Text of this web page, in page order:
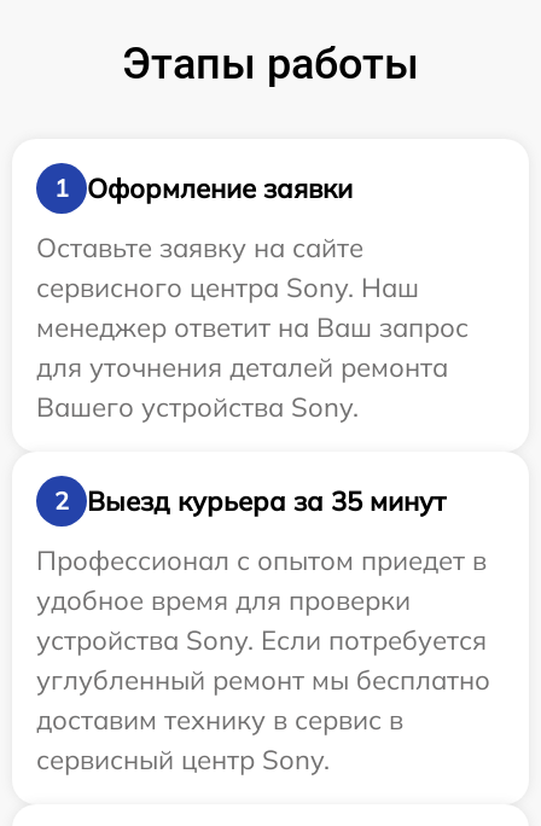
Этапы работы
1
Оформление заявки
Оставьте заявку на сайте
сервисного центра Sony. Наш
менеджер ответит на Ваш запрос
для уточнения деталей ремонта
Вашего устройства Sony.
2
Выезд курьера за 35 минут
Профессионал с опытом приедет в
удобное время для проверки
устройства Sony. Если потребуется
углубленный ремонт мы бесплатно
доставим технику в сервис в
сервисный центр Sony.